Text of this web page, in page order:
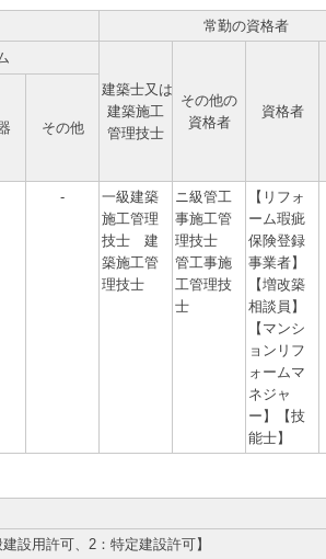
常勤の資格者
建築士又は
建築施工
管理技士
その他の
資格者
資格者
その他
-
一級建築
施工管理
技士 建
築施工管
理技士
ニ級管工
事施工管
理技士
管工事施
工管理技
士
【リフォ
ーム瑕疵
保険登録
事業者】
【増改築
相談員】
【マンシ
ョンリフ
ォームマ
ネジャ
ー】【技
能士】
設用許可、2：特定建設許可】